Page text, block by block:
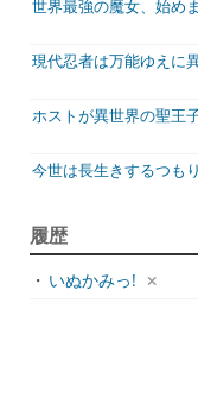
世界最強の魔女、始め
現代忍者は万能ゆえに
ホストが異世界の聖王
今世は長生きするつも
ジュリとエレナの森の
天才悪女は嘘を見破る2
履歴
・ いぬかみっ!